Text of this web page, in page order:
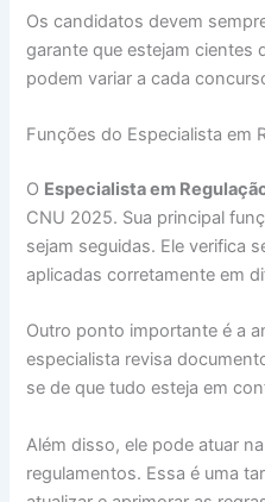
Os candidatos devem
garante que estejam cientes
podem variar a cada
Funções do Especialista em
O Especialista em
CNU 2025. Sua principal
sejam seguidas. Ele verifica
aplicadas corretamente em
Outro ponto importante é a
especialista revisa
se de que tudo esteja em
Além disso, ele pode atuar
regulamentos. Essa é uma